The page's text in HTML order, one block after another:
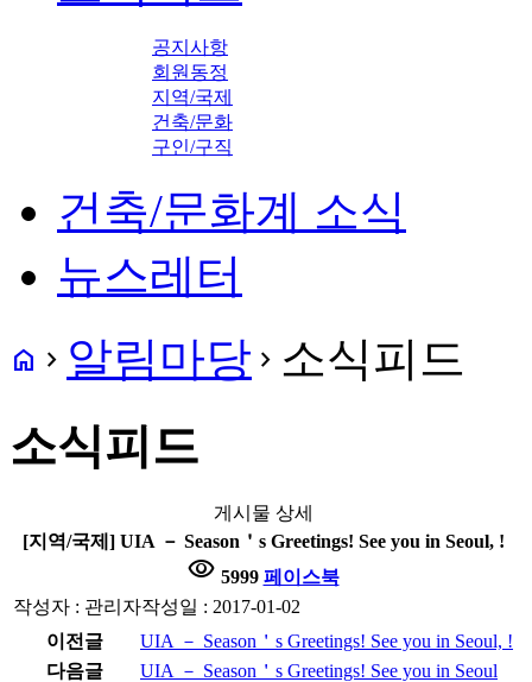
공지사항
회원동정
지역/국제
건축/문화
구인/구직
건축/문화계 소식
뉴스레터
home navigate_next 알림마당 navigate_next 소식피드
소식피드
게시물 상세
[지역/국제] UIA － Season＇s Greetings! See you in Seoul, !
visibility 5999 페이스북
작성자 : 관리자작성일 : 2017-01-02
이전글
UIA － Season＇s Greetings! See you in Seoul, !
다음글
UIA － Season＇s Greetings! See you in Seoul